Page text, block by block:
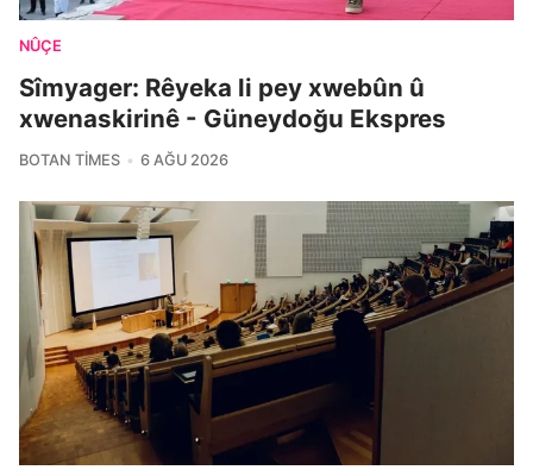
NÛÇE
Sîmyager: Rêyeka li pey xwebûn û
xwenaskirinê - Güneydoğu Ekspres
BOTAN TIMES 6 AĞU 2026